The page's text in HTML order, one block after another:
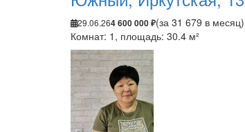
29.06.264 600 000 ₽(за 31 679 в месяц)
Комнат: 1, площадь: 30.4 м²